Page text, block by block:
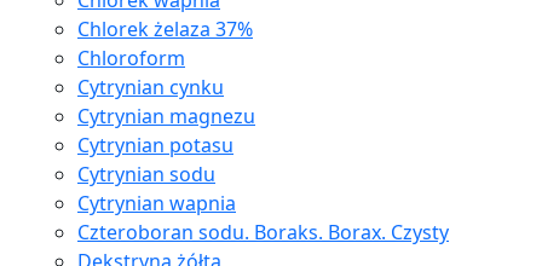
Chlorek żelaza 37%
Chloroform
Cytrynian cynku
Cytrynian magnezu
Cytrynian potasu
Cytrynian sodu
Cytrynian wapnia
Czteroboran sodu. Boraks. Borax. Czysty